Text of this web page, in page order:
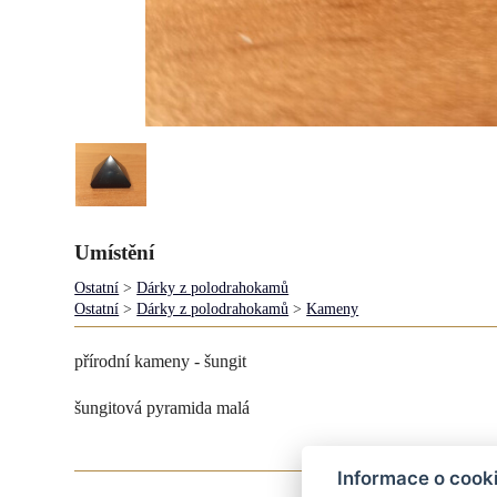
Umístění
Ostatní >Dárky z polodrahokamů
Ostatní >Dárky z polodrahokamů >Kameny
přírodní kameny - šungit
šungitová pyramida malá
Informace o